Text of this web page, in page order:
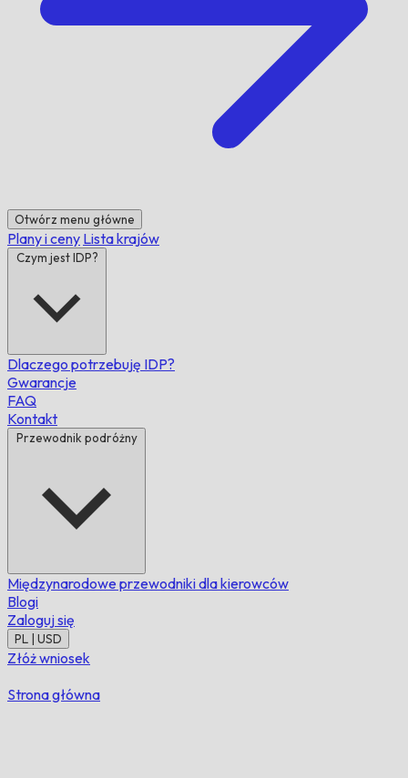
Otwórz menu główne
Plany i ceny Lista krajów
Czym jest IDP?
Dlaczego potrzebuję IDP?
Gwarancje
FAQ
Kontakt
Przewodnik podróżny
Międzynarodowe przewodniki dla kierowców
Blogi
Zaloguj się
PL | USD
Złóż wniosek
Strona główna